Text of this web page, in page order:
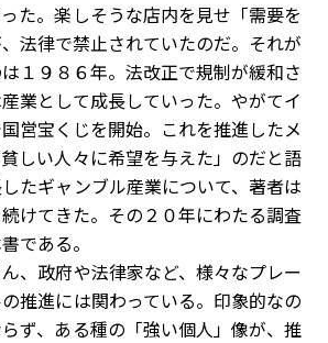
た。楽しそうな店内を見せ「需要を
法律で禁止されていたのだ。それが
１９８６年。法改正で規制が緩和さ
業として成長していった。やがてイ
営宝くじを開始。これを推進したメ
しい人々に希望を与えた」のだと語
たギャンブル産業について、著者は
けてきた。その２０年にわたる調査
である。
、政府や法律家など、様々なプレー
推進には関わっている。印象的なの
ず、ある種の「強い個人」像が、推